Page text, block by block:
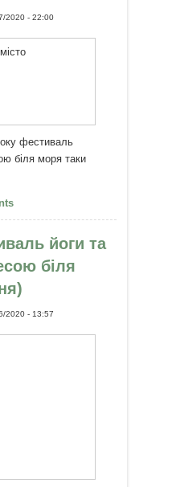
2020 - 22:00
фестиваль
біля моря таки
«Казкове місто»
моря - 7-16
йоги та
біля
2020 - 13:57